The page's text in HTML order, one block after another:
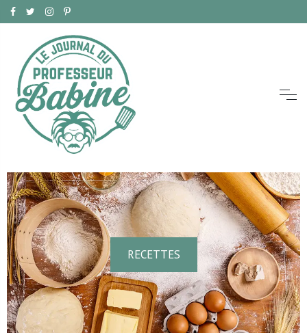
RECETTES